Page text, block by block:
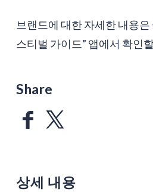
브랜드에 대한 자세한 내용은
스티벌 가이드” 앱에서 확인
Share
상세 내용